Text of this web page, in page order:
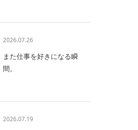
2026.07.26
また仕事を好きになる瞬
間。
2026.07.19